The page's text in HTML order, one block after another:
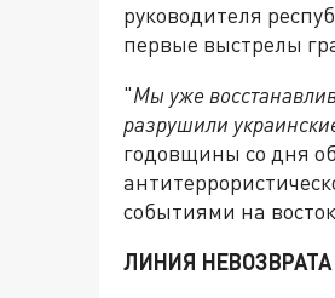
руководителя
первые выстрелы
"Мы уже
разрушили
годовщины со дня
событиями на
ЛИНИЯ НЕВОЗВРАТА